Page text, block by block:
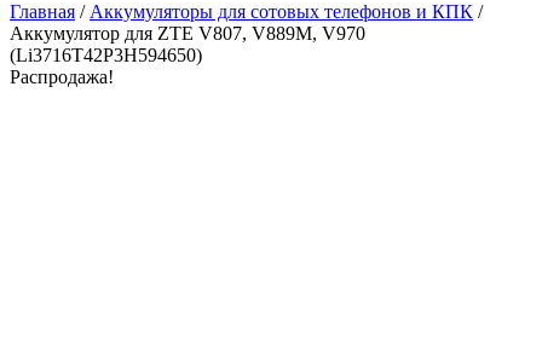
Главная / Аккумуляторы для сотовых телефонов и КПК /
Аккумулятор для ZTE V807, V889M, V970
(Li3716T42P3H594650)
Распродажа!